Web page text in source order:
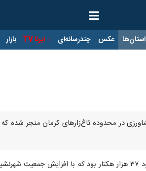
استان‌ها عکس چندرسانه‌ای ایرنا TV بازار